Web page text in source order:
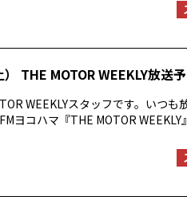
THE MOTOR WEEKLY放送予
WEEKLYスタッフです。いつも
ヨコハマ『THE MOTOR